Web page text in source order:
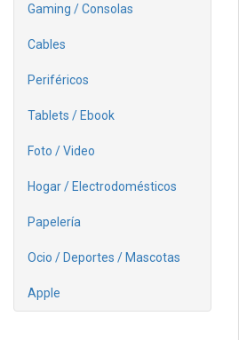
Gaming / Consolas
Cables
Periféricos
Tablets / Ebook
Foto / Video
Hogar / Electrodomésticos
Papelería
Ocio / Deportes / Mascotas
Apple